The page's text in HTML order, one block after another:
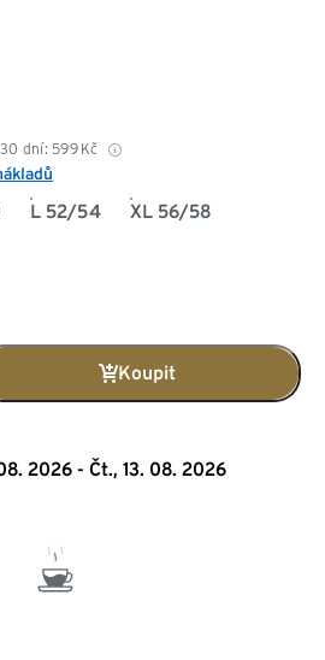
dní: 599 Kč
L 52/54 XL 56/58
Koupit
2026 - Čt., 13. 08. 2026